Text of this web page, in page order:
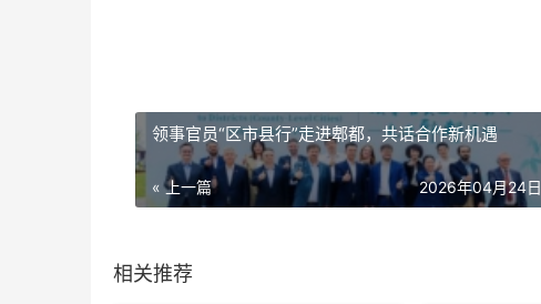
领事官员“区市县行”走进郫都，共话合作新机遇
« 上一篇 2026年04月24日
相关推荐